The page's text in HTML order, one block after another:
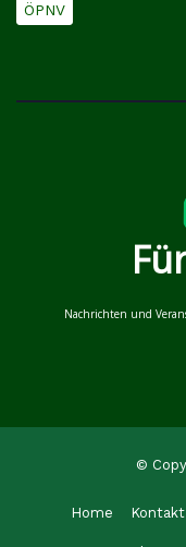
ÖPNV
Nachrichten und
©
Home Kontakt